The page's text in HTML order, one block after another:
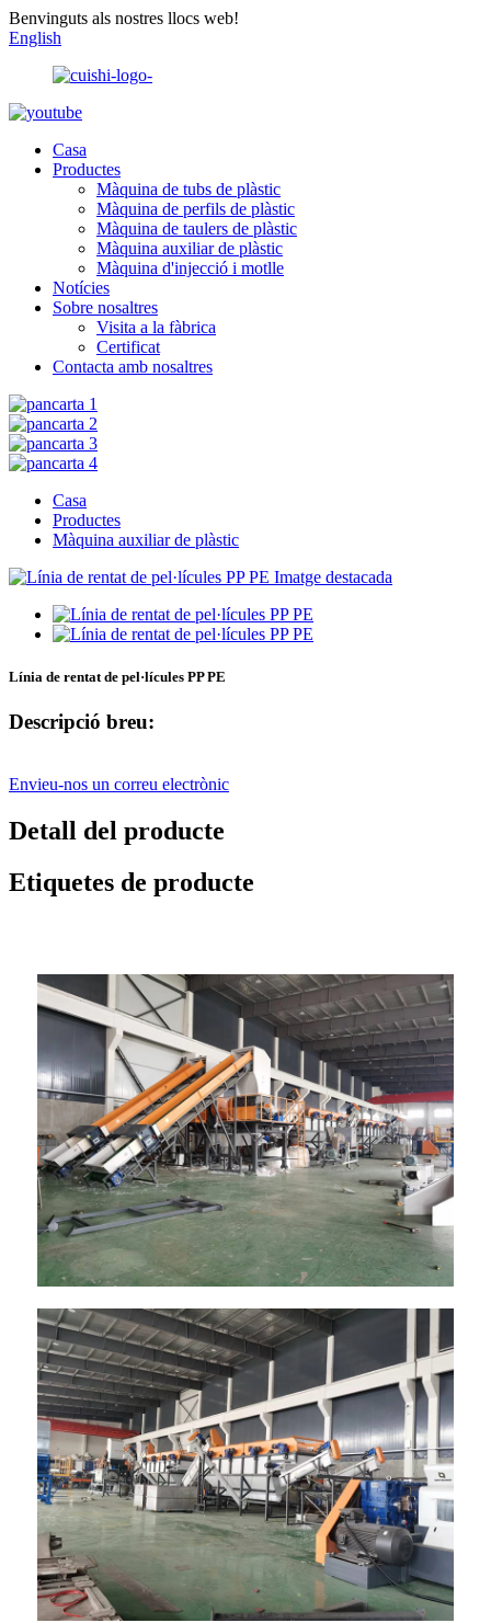
Benvinguts als nostres llocs web!
English
Casa
Productes
Màquina de tubs de plàstic
Màquina de perfils de plàstic
Màquina de taulers de plàstic
Màquina auxiliar de plàstic
Màquina d'injecció i motlle
Notícies
Sobre nosaltres
Visita a la fàbrica
Certificat
Contacta amb nosaltres
Casa
Productes
Màquina auxiliar de plàstic
Línia de rentat de pel·lícules PP PE
Descripció breu:
Envieu-nos un correu electrònic
Detall del producte
Etiquetes de producte